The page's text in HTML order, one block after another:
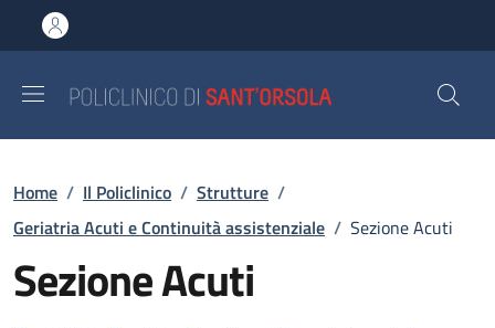
al contenuto principale
to footer content
Briciole di pane
Home / Il Policlinico / Strutture /
Geriatria Acuti e Continuità assistenziale / Sezione Acuti
Sezione Acuti